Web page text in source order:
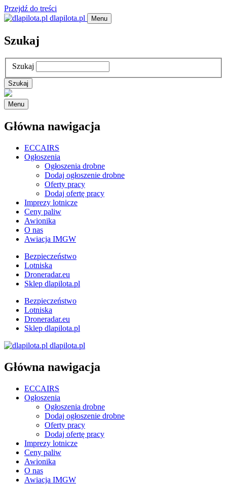
Przejdź do treści
dlapilota.pl
Menu
Szukaj
Szukaj
Menu
Główna nawigacja
ECCAIRS
Ogłoszenia
Ogłoszenia drobne
Dodaj ogłoszenie drobne
Oferty pracy
Dodaj ofertę pracy
Imprezy lotnicze
Ceny paliw
Awionika
O nas
Awiacja IMGW
Bezpieczeństwo
Lotniska
Droneradar.eu
Sklep dlapilota.pl
Bezpieczeństwo
Lotniska
Droneradar.eu
Sklep dlapilota.pl
dlapilota.pl
Główna nawigacja
ECCAIRS
Ogłoszenia
Ogłoszenia drobne
Dodaj ogłoszenie drobne
Oferty pracy
Dodaj ofertę pracy
Imprezy lotnicze
Ceny paliw
Awionika
O nas
Awiacja IMGW